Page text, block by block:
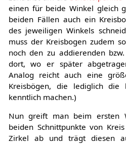
einen für beide Winkel gleich
beiden Fällen auch ein
des jeweiligen Winkels
muss der Kreisbogen zudem
noch den zu addierenden
dort, wo er später
Analog reicht auch eine
Kreisbögen, die lediglich die
kenntlich machen.)
Nun greift man beim ersten
beiden Schnittpunkte von
Zirkel ab und trägt diesen